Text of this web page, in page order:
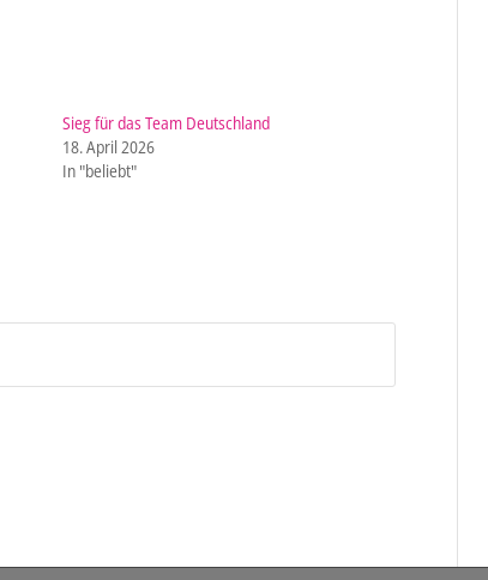
Sieg für das Team Deutschland
18. April 2026
In "beliebt"